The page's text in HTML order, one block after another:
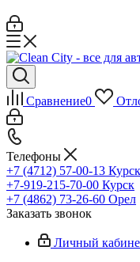
Сравнение0
Телефоны
+7 (4712) 57-00-13 Курск
+7-919-215-70-00 Курск
+7 (4862) 73-26-60 Орел
Заказать звонок
Личный